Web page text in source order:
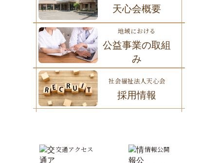
天心会概要
地域における
公益事業の取組
み
社会福祉法人天心会
採用情報
交通アクセス 情報公開